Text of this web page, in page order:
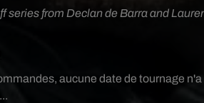
series from Declan de Barra and
aucune date de tournage n'a